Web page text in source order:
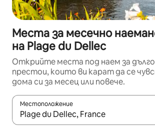
Места за месечно
на Plage du Dellec
Открийте места под наем за
престои, които ви карат да се
дома си за месец или повече.
Местоположение
Когато резултатите се покажат,